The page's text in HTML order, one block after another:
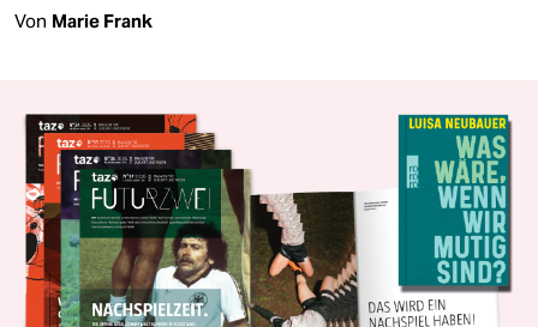
Von Marie Frank